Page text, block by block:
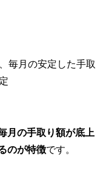
毎月の安定した手取
月の手取り額が底上
のが特徴です。